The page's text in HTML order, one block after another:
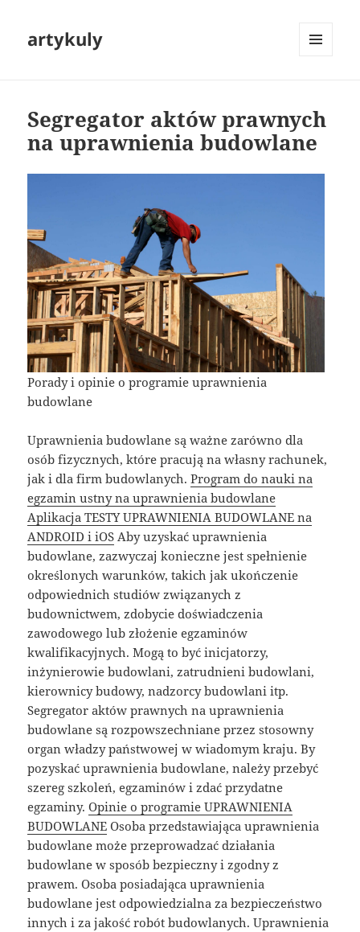
artykuly
Segregator aktów prawnych
na uprawnienia budowlane
Porady i opinie o programie uprawnienia
budowlane
Uprawnienia budowlane są ważne zarówno dla
osób fizycznych, które pracują na własny rachunek,
jak i dla firm budowlanych.Program do nauki na
egzamin ustny na uprawnienia budowlane
Aplikacja TESTY UPRAWNIENIA BUDOWLANE na
ANDROID i iOS Aby uzyskać uprawnienia
budowlane, zazwyczaj konieczne jest spełnienie
określonych warunków, takich jak ukończenie
odpowiednich studiów związanych z
budownictwem, zdobycie doświadczenia
zawodowego lub złożenie egzaminów
kwalifikacyjnych. Mogą to być inicjatorzy,
inżynierowie budowlani, zatrudnieni budowlani,
kierownicy budowy, nadzorcy budowlani itp.
Segregator aktów prawnych na uprawnienia
budowlane są rozpowszechniane przez stosowny
organ władzy państwowej w wiadomym kraju. By
pozyskać uprawnienia budowlane, należy przebyć
szereg szkoleń, egzaminów i zdać przydatne
egzaminy.Opinie o programie UPRAWNIENIA
BUDOWLANE Osoba przedstawiająca uprawnienia
budowlane może przeprowadzać działania
budowlane w sposób bezpieczny i zgodny z
prawem. Osoba posiadająca uprawnienia
budowlane jest odpowiedzialna za bezpieczeństwo
innych i za jakość robót budowlanych. Uprawnienia